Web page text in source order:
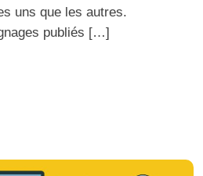
uns que les autres.
publiés […]